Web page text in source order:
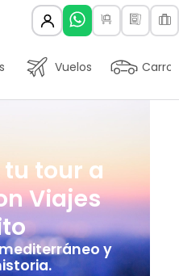
Vuelos Carros
tour a
Viajes
y